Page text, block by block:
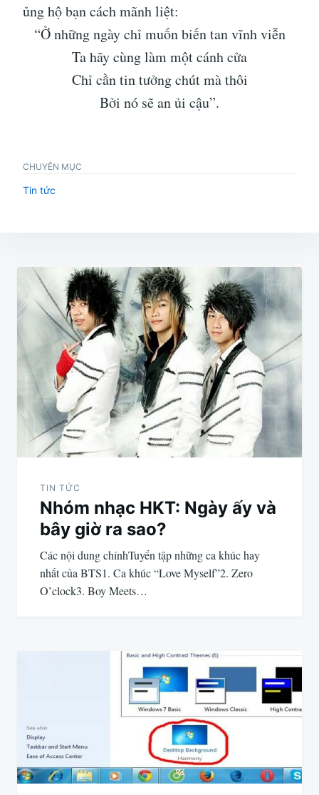
ủng hộ bạn cách mãnh liệt:
“Ở những ngày chỉ muốn biến tan vĩnh viễn
Ta hãy cùng làm một cánh cửa
Chỉ cần tin tưởng chút mà thôi
Bởi nó sẽ an ủi cậu”.
CHUYÊN MỤC
Tin tức
Điều
hướng
bài
viết
TIN TỨC
Nhóm nhạc HKT: Ngày ấy và
bây giờ ra sao?
Các nội dung chínhTuyển tập những ca khúc hay
nhất của BTS1. Ca khúc “Love Myself”2. Zero
O’clock3. Boy Meets…